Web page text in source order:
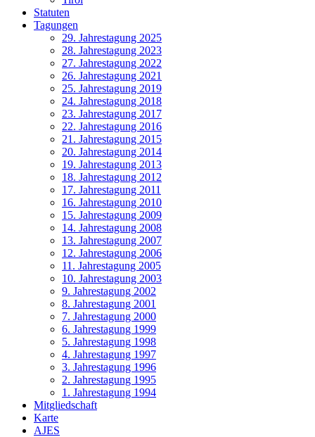
Statuten
Tagungen
29. Jahrestagung 2025
28. Jahrestagung 2023
27. Jahrestagung 2022
26. Jahrestagung 2021
25. Jahrestagung 2019
24. Jahrestagung 2018
23. Jahrestagung 2017
22. Jahrestagung 2016
21. Jahrestagung 2015
20. Jahrestagung 2014
19. Jahrestagung 2013
18. Jahrestagung 2012
17. Jahrestagung 2011
16. Jahrestagung 2010
15. Jahrestagung 2009
14. Jahrestagung 2008
13. Jahrestagung 2007
12. Jahrestagung 2006
11. Jahrestagung 2005
10. Jahrestagung 2003
9. Jahrestagung 2002
8. Jahrestagung 2001
7. Jahrestagung 2000
6. Jahrestagung 1999
5. Jahrestagung 1998
4. Jahrestagung 1997
3. Jahrestagung 1996
2. Jahrestagung 1995
1. Jahrestagung 1994
Mitgliedschaft
Karte
AJES